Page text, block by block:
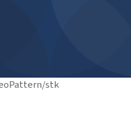
stk